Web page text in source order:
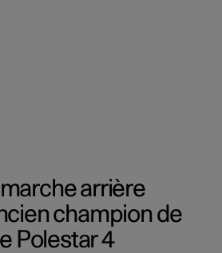
arrière
champion de
Polestar 4